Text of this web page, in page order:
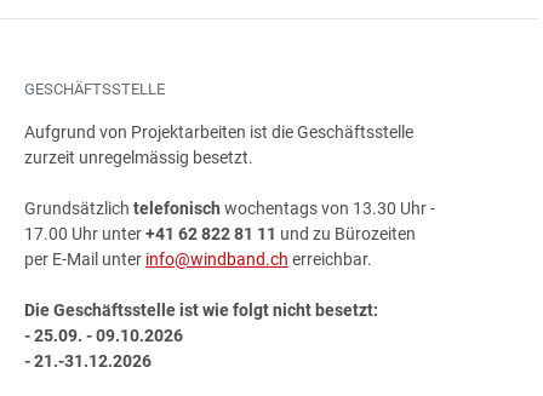
GESCHÄFTSSTELLE
Aufgrund von Projektarbeiten ist die Geschäftsstelle
zurzeit unregelmässig besetzt.
Grundsätzlich telefonisch wochentags von 13.30 Uhr -
17.00 Uhr unter+41 62 822 81 11 und zu Bürozeiten
per E-Mail unter info@windband.ch erreichbar.
Die Geschäftsstelle ist wie folgt nicht besetzt:
- 25.09. - 09.10.2026
- 21.-31.12.2026